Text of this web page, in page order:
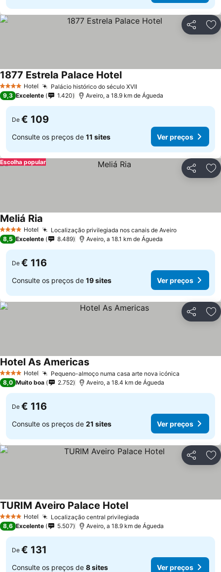
Partilhar
4 EstrelasHotel Palácio histórico do século XVII
1877 Estrela Palace Hotel
9,3 Excelente 1.420 Aveiro, a 18.9 km de Águeda
De € 109
Consulte os preços de 11 sites Ver preços
Partilhar
Escolha popular
4 EstrelasHotel Localização privilegiada nos canais de Aveiro
Meliá Ria
8,5 Excelente 8.489 Aveiro, a 18.1 km de Águeda
De € 116
Consulte os preços de 19 sites Ver preços
Partilhar
4 EstrelasHotel Pequeno-almoço numa casa arte nova icónica
Hotel As Americas
8,0 Muito boa 2.752 Aveiro, a 18.4 km de Águeda
De € 116
Consulte os preços de 21 sites Ver preços
Partilhar
4 EstrelasHotel Localização central privilegiada
TURIM Aveiro Palace Hotel
8,6 Excelente 5.507 Aveiro, a 18.9 km de Águeda
De € 131
Consulte os preços de 8 sites Ver preços